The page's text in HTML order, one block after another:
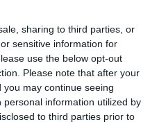
sharing to third parties, or
sensitive information for
use the below opt-out
Please note that after your
may continue seeing
information utilized by
to third parties prior to
creciendo año tras año.
bicicletas versátiles, rutas...